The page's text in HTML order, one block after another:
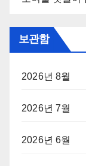
보관함
2026년 8월
2026년 7월
2026년 6월